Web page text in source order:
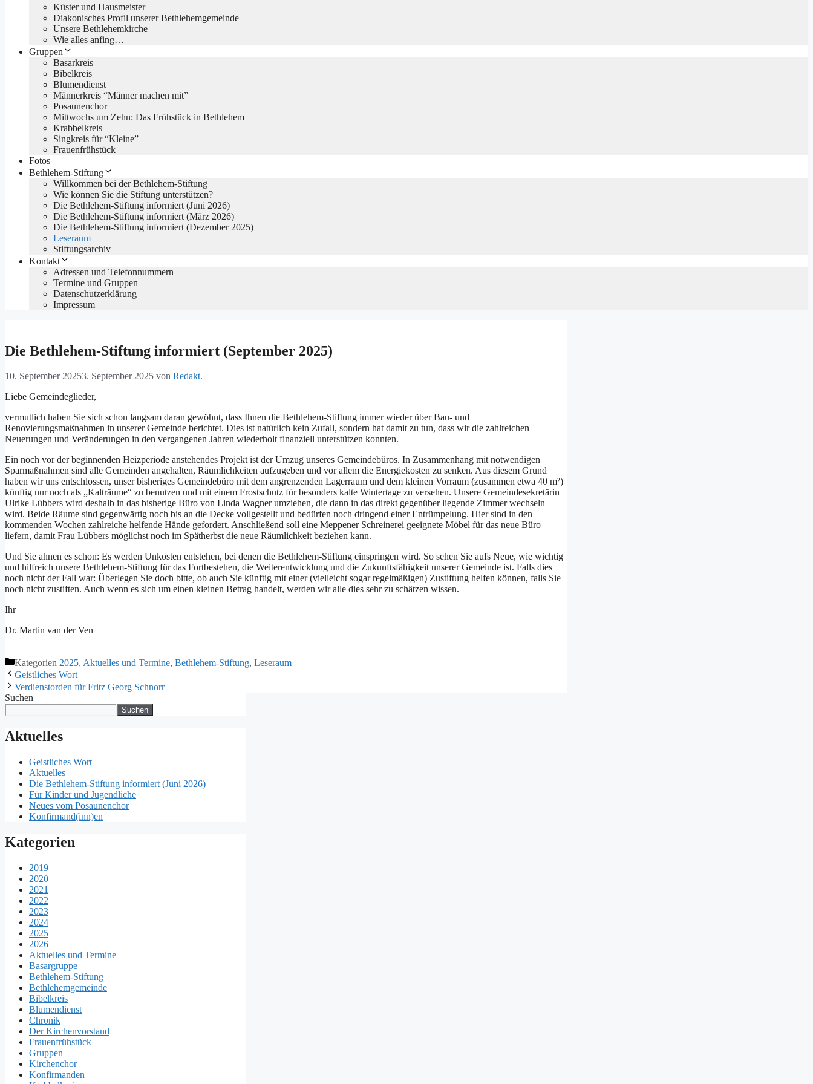
Küster und Hausmeister
Diakonisches Profil unserer Bethlehemgemeinde
Unsere Bethlehemkirche
Wie alles anfing…
Gruppen
Basarkreis
Bibelkreis
Blumendienst
Männerkreis “Männer machen mit”
Posaunenchor
Mittwochs um Zehn: Das Frühstück in Bethlehem
Krabbelkreis
Singkreis für “Kleine”
Frauenfrühstück
Fotos
Bethlehem-Stiftung
Willkommen bei der Bethlehem-Stiftung
Wie können Sie die Stiftung unterstützen?
Die Bethlehem-Stiftung informiert (Juni 2026)
Die Bethlehem-Stiftung informiert (März 2026)
Die Bethlehem-Stiftung informiert (Dezember 2025)
Leseraum
Stiftungsarchiv
Kontakt
Adressen und Telefonnummern
Termine und Gruppen
Datenschutzerklärung
Impressum
Die Bethlehem-Stiftung informiert (September 2025)
10. September 20253. September 2025 von Redakt.
Liebe Gemeindeglieder,
vermutlich haben Sie sich schon langsam daran gewöhnt, dass Ihnen die Bethlehem-Stiftung immer wieder über Bau- und
Renovierungsmaßnahmen in unserer Gemeinde berichtet. Dies ist natürlich kein Zufall, sondern hat damit zu tun, dass wir die zahlreichen
Neuerungen und Veränderungen in den vergangenen Jahren wiederholt finanziell unterstützen konnten.
Ein noch vor der beginnenden Heizperiode anstehendes Projekt ist der Umzug unseres Gemeindebüros. In Zusammenhang mit notwendigen
Sparmaßnahmen sind alle Gemeinden angehalten, Räumlichkeiten aufzugeben und vor allem die Energiekosten zu senken. Aus diesem Grund
haben wir uns entschlossen, unser bisheriges Gemeindebüro mit dem angrenzenden Lagerraum und dem kleinen Vorraum (zusammen etwa 40 m²)
künftig nur noch als „Kalträume“ zu benutzen und mit einem Frostschutz für besonders kalte Wintertage zu versehen. Unsere Gemeindesekretärin
Ulrike Lübbers wird deshalb in das bisherige Büro von Linda Wagner umziehen, die dann in das direkt gegenüber liegende Zimmer wechseln
wird. Beide Räume sind gegenwärtig noch bis an die Decke vollgestellt und bedürfen noch dringend einer Entrümpelung. Hier sind in den
kommenden Wochen zahlreiche helfende Hände gefordert. Anschließend soll eine Meppener Schreinerei geeignete Möbel für das neue Büro
liefern, damit Frau Lübbers möglichst noch im Spätherbst die neue Räumlichkeit beziehen kann.
Und Sie ahnen es schon: Es werden Unkosten entstehen, bei denen die Bethlehem-Stiftung einspringen wird. So sehen Sie aufs Neue, wie wichtig
und hilfreich unsere Bethlehem-Stiftung für das Fortbestehen, die Weiterentwicklung und die Zukunftsfähigkeit unserer Gemeinde ist. Falls dies
noch nicht der Fall war: Überlegen Sie doch bitte, ob auch Sie künftig mit einer (vielleicht sogar regelmäßigen) Zustiftung helfen können, falls Sie
noch nicht zustiften. Auch wenn es sich um einen kleinen Betrag handelt, werden wir alle dies sehr zu schätzen wissen.
Ihr
Dr. Martin van der Ven
Kategorien 2025, Aktuelles und Termine, Bethlehem-Stiftung, Leseraum
Geistliches Wort
Verdienstorden für Fritz Georg Schnorr
Suchen
Suchen
Aktuelles
Geistliches Wort
Aktuelles
Die Bethlehem-Stiftung informiert (Juni 2026)
Für Kinder und Jugendliche
Neues vom Posaunenchor
Konfirmand(inn)en
Kategorien
2019
2020
2021
2022
2023
2024
2025
2026
Aktuelles und Termine
Basargruppe
Bethlehem-Stiftung
Bethlehemgemeinde
Bibelkreis
Blumendienst
Chronik
Der Kirchenvorstand
Frauenfrühstück
Gruppen
Kirchenchor
Konfirmanden